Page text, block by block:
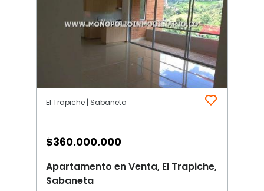
El Trapiche | Sabaneta
$360.000.000
Apartamento en Venta, El Trapiche,
Sabaneta